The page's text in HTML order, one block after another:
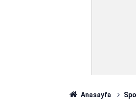
Anasayfa